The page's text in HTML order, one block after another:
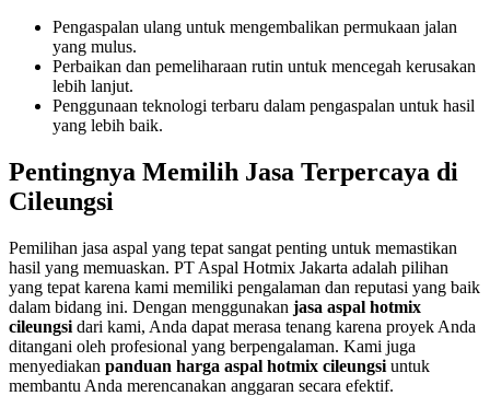
Pengaspalan ulang untuk mengembalikan permukaan jalan
yang mulus.
Perbaikan dan pemeliharaan rutin untuk mencegah kerusakan
lebih lanjut.
Penggunaan teknologi terbaru dalam pengaspalan untuk hasil
yang lebih baik.
Pentingnya Memilih Jasa Terpercaya di
Cileungsi
Pemilihan jasa aspal yang tepat sangat penting untuk memastikan
hasil yang memuaskan. PT Aspal Hotmix Jakarta adalah pilihan
yang tepat karena kami memiliki pengalaman dan reputasi yang baik
dalam bidang ini. Dengan menggunakan jasa aspal hotmix
cileungsi dari kami, Anda dapat merasa tenang karena proyek Anda
ditangani oleh profesional yang berpengalaman. Kami juga
menyediakan panduan harga aspal hotmix cileungsi untuk
membantu Anda merencanakan anggaran secara efektif.